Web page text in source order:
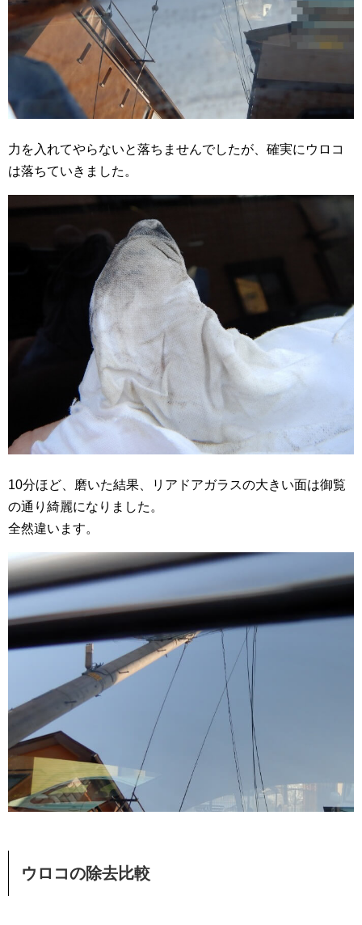
力を入れてやらないと落ちませんでしたが、確実にウロコ
は落ちていきました。
10分ほど、磨いた結果、リアドアガラスの大きい面は御覧
の通り綺麗になりました。
全然違います。
ウロコの除去比較